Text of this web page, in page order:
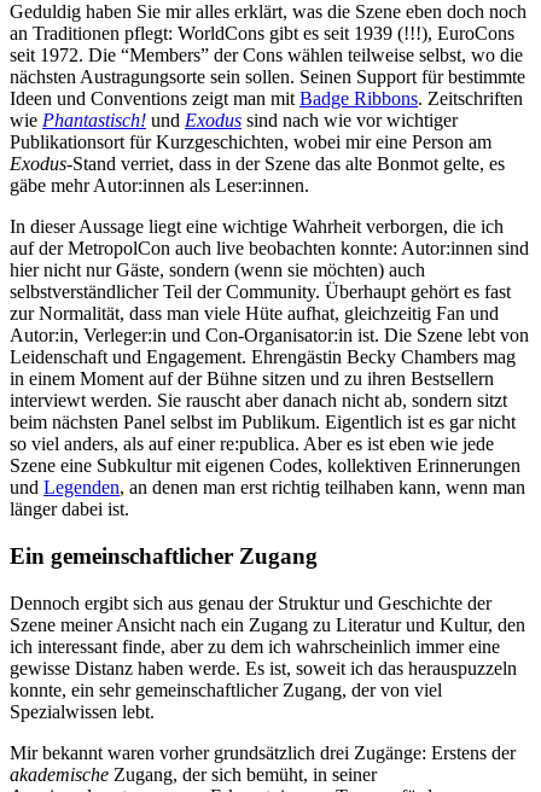
Geduldig haben Sie mir alles erklärt, was die Szene eben doch noch
an Traditionen pflegt: WorldCons gibt es seit 1939 (!!!), EuroCons
seit 1972. Die “Members” der Cons wählen teilweise selbst, wo die
nächsten Austragungsorte sein sollen. Seinen Support für bestimmte
Ideen und Conventions zeigt man mitBadge Ribbons. Zeitschriften
wie Phantastisch! und Exodus sind nach wie vor wichtiger
Publikationsort für Kurzgeschichten, wobei mir eine Person am
Exodus-Stand verriet, dass in der Szene das alte Bonmot gelte, es
gäbe mehr Autor:innen als Leser:innen.
In dieser Aussage liegt eine wichtige Wahrheit verborgen, die ich
auf der MetropolCon auch live beobachten konnte: Autor:innen sind
hier nicht nur Gäste, sondern (wenn sie möchten) auch
selbstverständlicher Teil der Community. Überhaupt gehört es fast
zur Normalität, dass man viele Hüte aufhat, gleichzeitig Fan und
Autor:in, Verleger:in und Con-Organisator:in ist. Die Szene lebt von
Leidenschaft und Engagement. Ehrengästin Becky Chambers mag
in einem Moment auf der Bühne sitzen und zu ihren Bestsellern
interviewt werden. Sie rauscht aber danach nicht ab, sondern sitzt
beim nächsten Panel selbst im Publikum. Eigentlich ist es gar nicht
so viel anders, als auf einer re:publica. Aber es ist eben wie jede
Szene eine Subkultur mit eigenen Codes, kollektiven Erinnerungen
und Legenden, an denen man erst richtig teilhaben kann, wenn man
länger dabei ist.
Ein gemeinschaftlicher Zugang
Dennoch ergibt sich aus genau der Struktur und Geschichte der
Szene meiner Ansicht nach ein Zugang zu Literatur und Kultur, den
ich interessant finde, aber zu dem ich wahrscheinlich immer eine
gewisse Distanz haben werde. Es ist, soweit ich das herauspuzzeln
konnte, ein sehr gemeinschaftlicher Zugang, der von viel
Spezialwissen lebt.
Mir bekannt waren vorher grundsätzlich drei Zugänge: Erstens der
akademische Zugang, der sich bemüht, in seiner